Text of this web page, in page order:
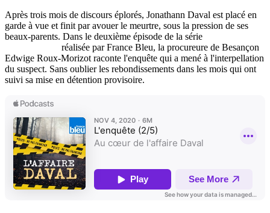
Après trois mois de discours éplorés, Jonathann Daval est placé en
garde à vue et finit par avouer le meurtre, sous la pression de ses
beaux-parents. Dans le deuxième épisode de la série
réalisée par France Bleu, la procureure de Besançon
Edwige Roux-Morizot raconte l'enquête qui a mené à l'interpellation
du suspect. Sans oublier les rebondissements dans les mois qui ont
suivi sa mise en détention provisoire.